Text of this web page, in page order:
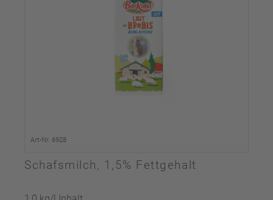
Art-Nr. 6928
Schafsmilch, 1,5% Fettgehalt